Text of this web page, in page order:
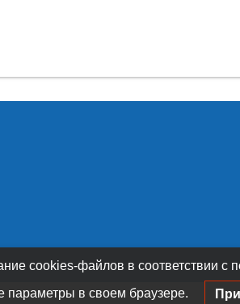
cookies-файлов в соответствии с
параметры в своем браузере.